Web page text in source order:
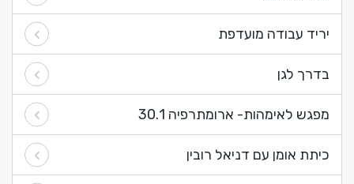
יריד עבודה מועדפת
בדרך לגן
מפגש לאימהות- ארומתרפיה 30.1
כיתת אומן עם דניאל רובין